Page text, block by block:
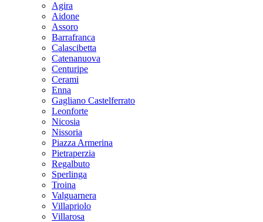
Agira
Aidone
Assoro
Barrafranca
Calascibetta
Catenanuova
Centuripe
Cerami
Enna
Gagliano Castelferrato
Leonforte
Nicosia
Nissoria
Piazza Armerina
Pietraperzia
Regalbuto
Sperlinga
Troina
Valguarnera
Villapriolo
Villarosa